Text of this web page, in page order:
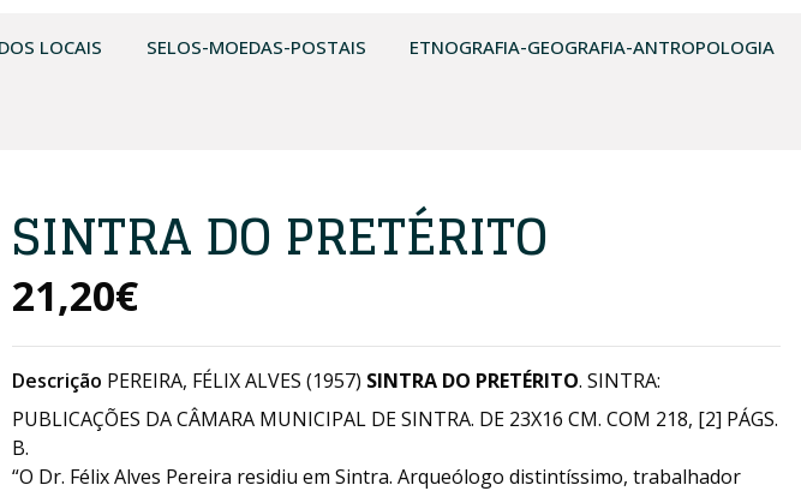
LOCAIS SELOS-MOEDAS-POSTAIS ETNOGRAFIA-GEOGRAFIA-ANTROPOLOGIA
SINTRA DO PRETÉRITO
21,20€
Descrição PEREIRA, FÉLIX ALVES (1957) SINTRA DO PRETÉRITO. SINTRA:
PUBLICAÇÕES DA CÂMARA MUNICIPAL DE SINTRA. DE 23X16 CM. COM 218, [2] PÁGS.
B.
“O Dr. Félix Alves Pereira residiu em Sintra. Arqueólogo distintíssimo, trabalhador